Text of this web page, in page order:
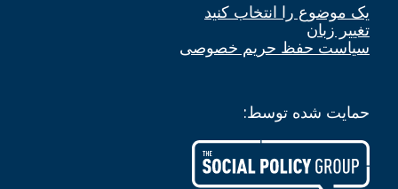
یک موضوع را انتخاب کنید
تغییر زبان
سیاست حفظ حریم خصوصی
حمایت شده توسط: